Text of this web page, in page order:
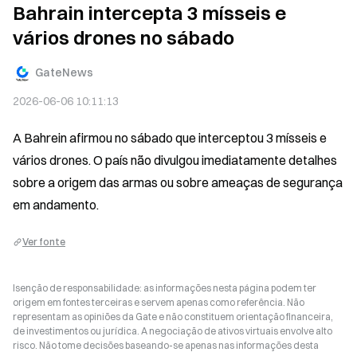
Bahrain intercepta 3 mísseis e
vários drones no sábado
GateNews
2026-06-06 10:11:13
A Bahrein afirmou no sábado que interceptou 3 mísseis e
vários drones. O país não divulgou imediatamente detalhes
sobre a origem das armas ou sobre ameaças de segurança
em andamento.
Ver fonte
Isenção de responsabilidade: as informações nesta página podem ter
origem em fontes terceiras e servem apenas como referência. Não
representam as opiniões da Gate e não constituem orientação financeira,
de investimentos ou jurídica. A negociação de ativos virtuais envolve alto
risco. Não tome decisões baseando-se apenas nas informações desta